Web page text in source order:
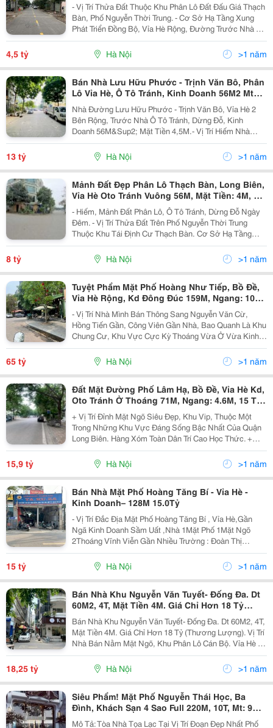
- Vị Trí Thửa Đất Thuộc Khu Phân Lô Đất Đấu Giá Thạch
Bàn, Phố Nguyễn Thời Trung. - Cơ Sở Hạ Tầng Xung
Phát Triển Đồng Bộ, Vỉa Hè Rộng, Đường Trước Nhà Ô
Tô Tránh. - Tiện Ích Gần Trung Tâm Thương Mại Aeon,
Bigc, Trường Học Các Cấp. - Thửa Đất...
4,5 tỷ Hà Nội >1 năm
Bán Nhà Lưu Hữu Phước - Trịnh Văn Bô, Phân
Lô Vỉa Hè, Ô Tô Tránh, Kinh Doanh 56M2 Mt
4,5M 13 Tỷ Hơn
Nhà Đường Lưu Hữu Phước - Trịnh Văn Bô, Vỉa Hè 2
Bên Rộng, Trước Nhà Ô Tô Tránh, Dừng Đỗ, Kinh
Doanh 56M&Sup2; Mặt Tiền 4,5M.- Vị Trí Hiếm Nhà
Bán, Khu Dân Trí Cao, An Ninh Tốt.- Nhà Vừa Ở, Vừa
Kinh Doanh Mọi Loại Hình(Văn Phòng, Phòng Khám,
Spa......
13 tỷ Hà Nội >1 năm
Mảnh Đất Đẹp Phân Lô Thạch Bàn, Long Biên,
Vỉa Hè Oto Tránh Vuông 56M, Mặt Tiền: 4M, 8
Tỷ
- Hiếm, Mảnh Đất Phân Lô, Ô Tô Tránh, Dừng Đỗ Ngày
Đêm. - Vị Trí Thửa Đất Trên Phố Nguyễn Thời Trung
Thuộc Khu Tái Định Cư Thạch Bàn. Cơ Sở Hạ Tầng
Đồng Bộ, Vỉa Hè, Ô Tô Tránh, Cư Dân Xung Quanh Ở
Đông Đúc. Tiện Ích Ngập Tràn Gần Trung Tâm
Thương...
8 tỷ Hà Nội >1 năm
Tuyệt Phẩm Mặt Phố Hoàng Như Tiếp, Bồ Đề,
Vỉa Hè Rộng, Kd Đông Đúc 159M, Ngang: 10M,
65 Tỷ
- Vị Trí Nhà Mình Bán Thông Sang Nguyễn Văn Cừ,
Hồng Tiến Gần, Công Viên Gần Nhà, Bao Quanh Là Khu
Chung Cư, Khu Vực Cực Kỳ Thoáng Vừa Ở Vừa Kinh
Doanh Quá Thích. + Khẳng Định Kinh Doanh Sầm Uất
Nhất Trục Phố, Dân Cư Đông Đúc, Hàng Quán Xung
Quanh...
65 tỷ Hà Nội >1 năm
Đất Mặt Đường Phố Lâm Hạ, Bồ Đề, Vỉa Hè Kd,
Oto Tránh Ở Thoáng 71M, Ngang: 4.6M, 15 Tỷ
+ Vị Trí Đỉnh Mặt Ngõ Siêu Đẹp, Khu Vip, Thuộc Một
Trong Những Khu Vực Đáng Sống Bậc Nhất Của Quận
Long Biên. Hàng Xóm Toàn Dân Trí Cao Học Thức. +
Hiện Trang Là Nhà C4 Đang Làm Tạp Hóa, Vỉa Hè Rộng
Rãi, Oto Tránh 4 Xe Đi Qua Vẫn Được, Kinh Doanh...
15,9 tỷ Hà Nội >1 năm
Bán Nhà Mặt Phố Hoàng Tăng Bí - Vỉa Hè -
Kinh Doanh– 128M 15.0Tỷ
- Vị Trí Đắc Địa Mặt Phố Hoàng Tăng Bí , Vỉa Hè,Gần
Ngã Kinh Doanh Sầm Uất ,Nhà 1Mặt Phố 1Mặt Ngõ
2Thoáng Vĩnh Viễn Gần Nhiều Trường : Đoàn Thị
Điểm,Tài Chính, Mỏ, Ngân Hàng.... - Giao Thông Thuận
Tiện 20Phút Ra Sân Bay Nội Bài, Di Chuyển Tân Xuân...
15 tỷ Hà Nội >1 năm
Bán Nhà Khu Nguyễn Văn Tuyết- Đống Đa. Dt
60M2, 4T, Mặt Tiền 4M. Giá Chỉ Hơn 18 Tỷ
(Thương Lượng).
Bán Nhà Khu Nguyễn Văn Tuyết- Đống Đa. Dt 60M2, 4T,
Mặt Tiền 4M. Giá Chỉ Hơn 18 Tỷ (Thương Lượng). Vị Trí
Nhà Bán Nằm Mặt Ngõ, Khu Phân Lô Cán Bộ. Vỉa Hè 2
Bên Oto Dừng Đỗ Ngày Đêm, Ngõ Oto Thông Thái Hà,
Trung Liệt, Nguyễn Văn Tuyết, Thái...
18,25 tỷ Hà Nội >1 năm
Siêu Phẩm! Mặt Phố Nguyễn Thái Học, Ba
Đình, Khách Sạn 4 Sao Full 220M, 10T, Mt: 9M,
170 Tỷ
Mô Tả: Tòa Nhà Tọa Lạc Tại Vị Trí Đoạn Đẹp Nhất Phố